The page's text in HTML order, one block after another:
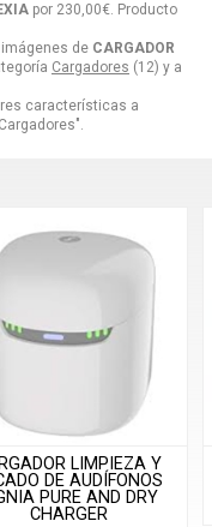
por 230,00€. Producto
de CARGADOR
Cargadores (12) y a
características a
Cargador Portátil
Pure Charge and Go
195,00€